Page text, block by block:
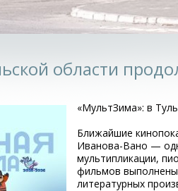
области
«МультЗима»: в
Ближайшие
Иванова-Вано —
мультипликации,
фильмов выполнены
литературных